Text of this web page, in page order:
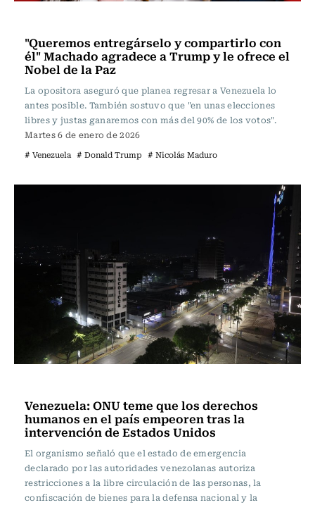
"Queremos entregárselo y compartirlo con
él" Machado agradece a Trump y le ofrece el
Nobel de la Paz
La opositora aseguró que planea regresar a Venezuela lo
antes posible. También sostuvo que "en unas elecciones
libres y justas ganaremos con más del 90% de los votos".
Martes 6 de enero de 2026
# Venezuela # Donald Trump # Nicolás Maduro
Venezuela: ONU teme que los derechos
humanos en el país empeoren tras la
intervención de Estados Unidos
El organismo señaló que el estado de emergencia
declarado por las autoridades venezolanas autoriza
restricciones a la libre circulación de las personas, la
confiscación de bienes para la defensa nacional y la